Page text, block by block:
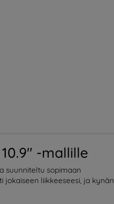
-mallille
suunniteltu sopimaan
liikkeeseesi, ja kynän